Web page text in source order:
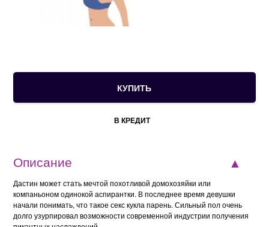
В КРЕДИТ
Описание
Дастин может стать мечтой похотливой домохозяйки или
компаньоном одинокой аспирантки. В последнее время девушки
начали понимать, что такое секс кукла парень. Сильный пол очень
долго узурпировал возможности современной индустрии получения